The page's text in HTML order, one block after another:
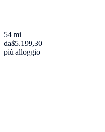
54 mi
da$5.199,30
più alloggio